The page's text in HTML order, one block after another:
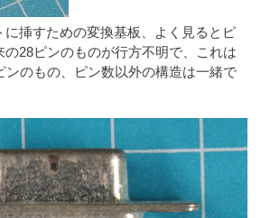
に挿すための変換基板、よく見るとピ
の28ピンのものが行方不明で、これは
ンのもの、ピン数以外の構造は一緒で